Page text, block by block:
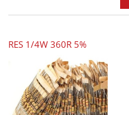
RES 1/4W 360R 5%